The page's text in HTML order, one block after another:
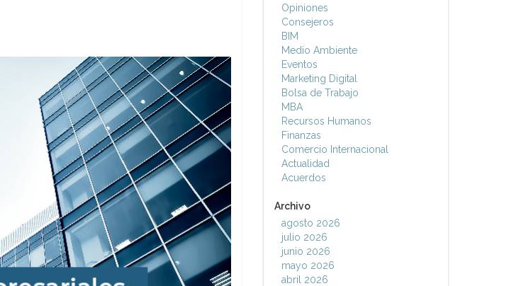
Opiniones
Consejeros
BIM
Medio Ambiente
Eventos
Marketing Digital
Bolsa de Trabajo
MBA
Recursos Humanos
Finanzas
Comercio Internacional
Actualidad
Acuerdos
Archivo
agosto 2026
julio 2026
junio 2026
mayo 2026
abril 2026